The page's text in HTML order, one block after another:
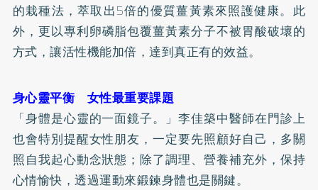
的栽種法，萃取出5倍的優質薑黃素來照護健康。此
外，更以專利卵磷脂包覆薑黃素分子不被胃酸破壞的
方式，讓活性機能加倍，達到真正有的效益。
身心靈平衡 女性最重要課題
「身體是心靈的一面鏡子。」李佳築中醫師在門診上
也會特別提醒女性朋友，一定要先照顧好自己，多關
照自我起心動念狀態；除了調理、營養補充外，保持
心情愉快，透過運動來鍛鍊身體也是關鍵。